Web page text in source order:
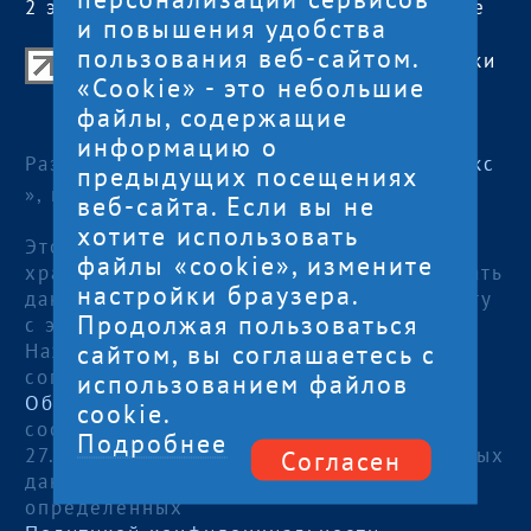
2 этаж, офис 2
сб, вс— выходные
Центр поддержки экспорта Республики
Карелия
© 2012—2024
Разработка и поддержка сайта — «
Артлекс
», г. Петрозаводск
Этот сайт использует файлы cookies для
хранения данных. Продолжая использовать
данный сайт, Вы даете согласие на работу
с этими файлами.
Нажимая кнопку «Отправить», я даю
согласие на
Обработку персональных данных
соответствии с Федеральным законом от
27.07.2006 года №152-ФЗ «О персональных
данных», на условиях и для целей,
определенных
и повышения удобства
пользования веб-сайтом.
«Cookie» - это небольшие
файлы, содержащие
информацию о
предыдущих посещениях
веб-сайта. Если вы не
хотите использовать
файлы «cookie», измените
настройки браузера.
Продолжая пользоваться
сайтом, вы соглашаетесь с
использованием файлов
cookie.
Подробнее
Согласен